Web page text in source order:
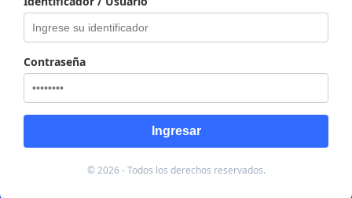
Contraseña
Ingresar
© 2026 - Todos los derechos reservados.